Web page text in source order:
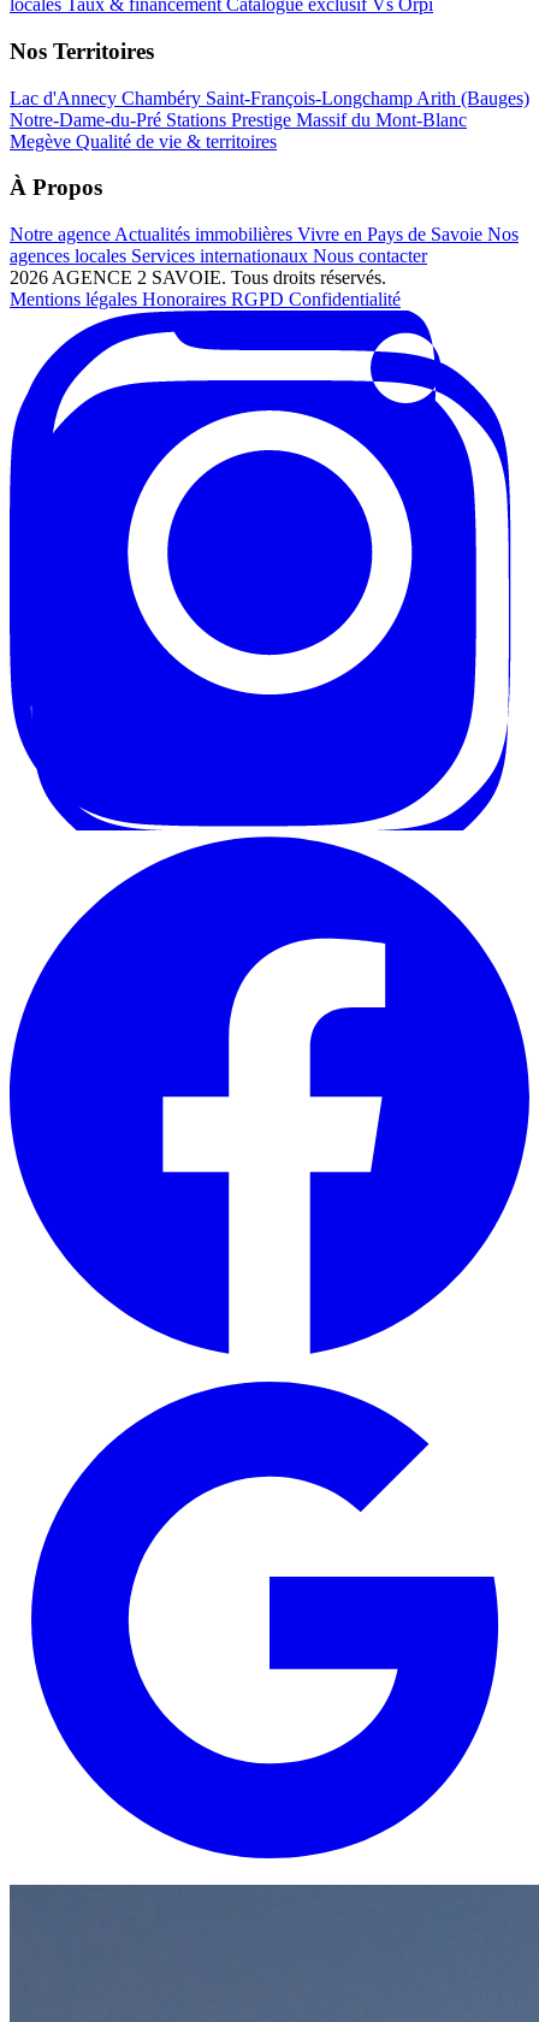
locales Taux & financement Catalogue exclusif Vs Orpi
Nos Territoires
Lac d'Annecy Chambéry Saint-François-Longchamp Arith (Bauges)
Notre-Dame-du-Pré Stations Prestige Massif du Mont-Blanc
Megève Qualité de vie & territoires
À Propos
Notre agence Actualités immobilières Vivre en Pays de Savoie Nos
agences locales Services internationaux Nous contacter
2026 AGENCE 2 SAVOIE. Tous droits réservés.
Mentions légales Honoraires RGPD Confidentialité